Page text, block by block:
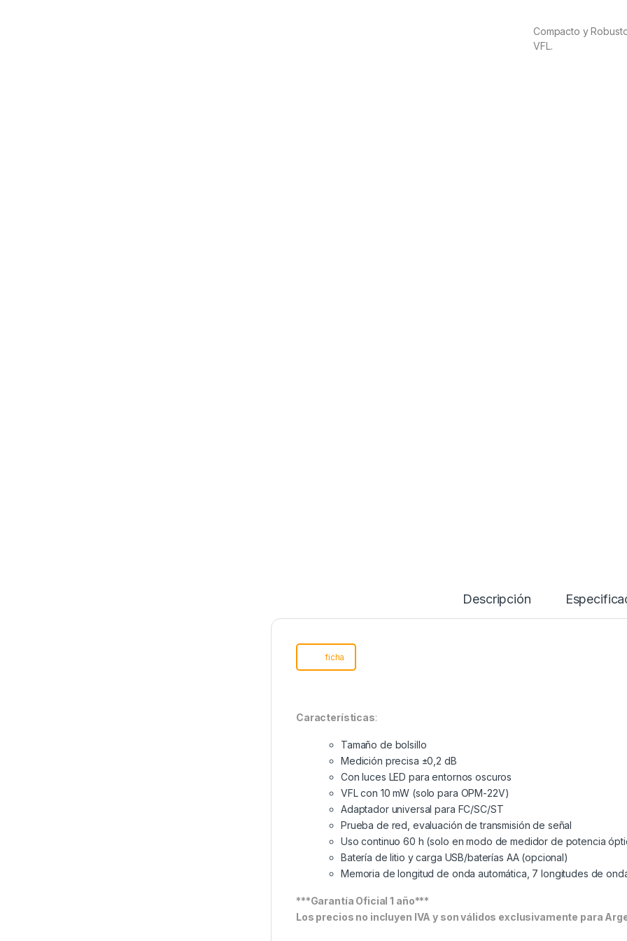
Compacto y
VFL.
Descripción
ficha
Características:
Tamaño de bolsillo
Medición precisa ±0,2 dB
Con luces LED para entornos oscuros
VFL con 10 mW (solo para OPM-22V)
Adaptador universal para FC/SC/ST
Prueba de red, evaluación de transmisión de señal
Uso continuo 60 h (solo en modo de medidor de potencia
Batería de litio y carga USB/baterías AA (opcional)
Memoria de longitud de onda automática, 7 longitudes de
***Garantía Oficial 1 año***
Los precios no incluyen IVA y son válidos exclusivamente para